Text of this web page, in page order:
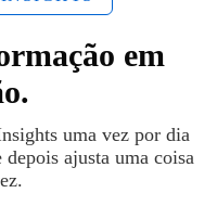
em
uma vez por dia
depois ajusta uma coisa